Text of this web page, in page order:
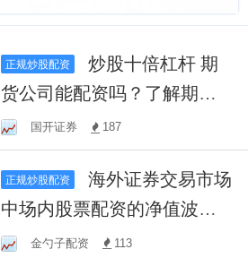
正规炒股配资
炒股十倍杠杆 期
货公司能配资吗？了解期货
配资可行性
国开证券 187
正规炒股配资
海外证券交易市场
中场内股票配资的净值波动
管理阶段特征归纳
金勺子配资 113